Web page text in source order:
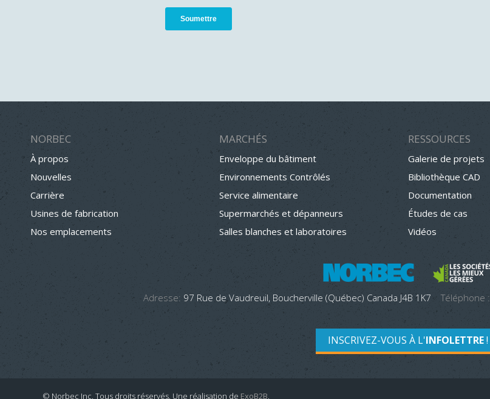
NORBEC
À propos
Nouvelles
Carrière
Usines de fabrication
Nos emplacements
MARCHÉS
Enveloppe du bâtiment
Environnements Contrôlés
Service alimentaire
Supermarchés et dépanneurs
Salles blanches et laboratoires
RESSOURCES
Galerie de projets
Bibliothèque CAD
Documentation
Études de cas
Vidéos
Adresse: 97 Rue de Vaudreuil, Boucherville (Québec) Canada J4B 1K7 Téléphone :
INSCRIVEZ-VOUS À L'INFOLETTRE!
© Norbec Inc. Tous droits réservés. Une réalisation de ExoB2B.